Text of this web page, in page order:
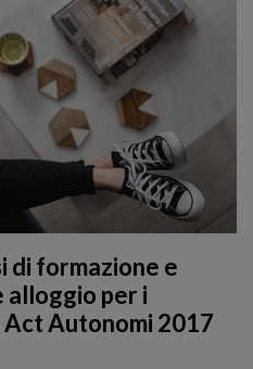
di formazione e
alloggio per i
Autonomi 2017